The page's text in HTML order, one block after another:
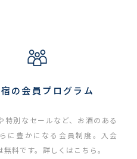
の会員プログラム
特別なセールなど、お酒のある
に豊かになる会員制度。入会
無料です。詳しくはこちら。